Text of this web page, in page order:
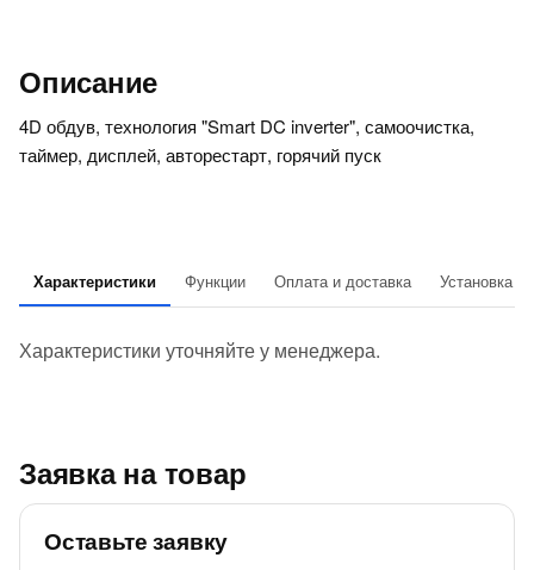
Описание
4D обдув, технология "Smart DC inverter", самоочистка,
таймер, дисплей, авторестарт, горячий пуск
Характеристики Функции Оплата и доставка Установка
Характеристики уточняйте у менеджера.
Заявка на товар
Оставьте заявку